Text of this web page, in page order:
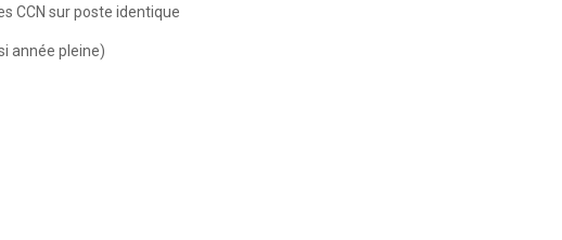
CCN sur poste identique
année pleine)